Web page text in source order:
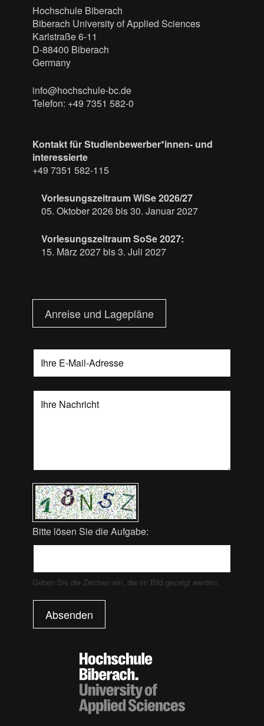
Hochschule Biberach
Biberach University of Applied Sciences
Karlstraße 6-11
D-88400 Biberach
Germany
info@hochschule-bc.de
Telefon: +49 7351 582-0
Kontakt für Studienbewerber*innen- und
interessierte
+49 7351 582-115
Vorlesungszeitraum WiSe 2026/27
05. Oktober 2026 bis 30. Januar 2027
Vorlesungszeitraum SoSe 2027:
15. März 2027 bis 3. Juli 2027
Anreise und Lagepläne
Bitte lösen Sie die Aufgabe:
Geben Sie die Zeichen ein, die im Bild gezeigt werden.
Absenden